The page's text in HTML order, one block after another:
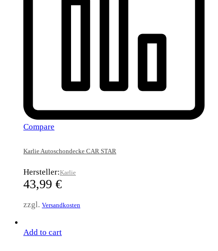
Compare
Karlie Autoschondecke CAR STAR
Hersteller:Karlie
43,99 €
zzgl. Versandkosten
Add to cart